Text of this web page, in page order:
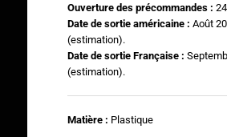
Ouverture des précommandes :
Date de sortie américaine : Août
(estimation).
Date de sortie Française :
(estimation).
Matière : Plastique